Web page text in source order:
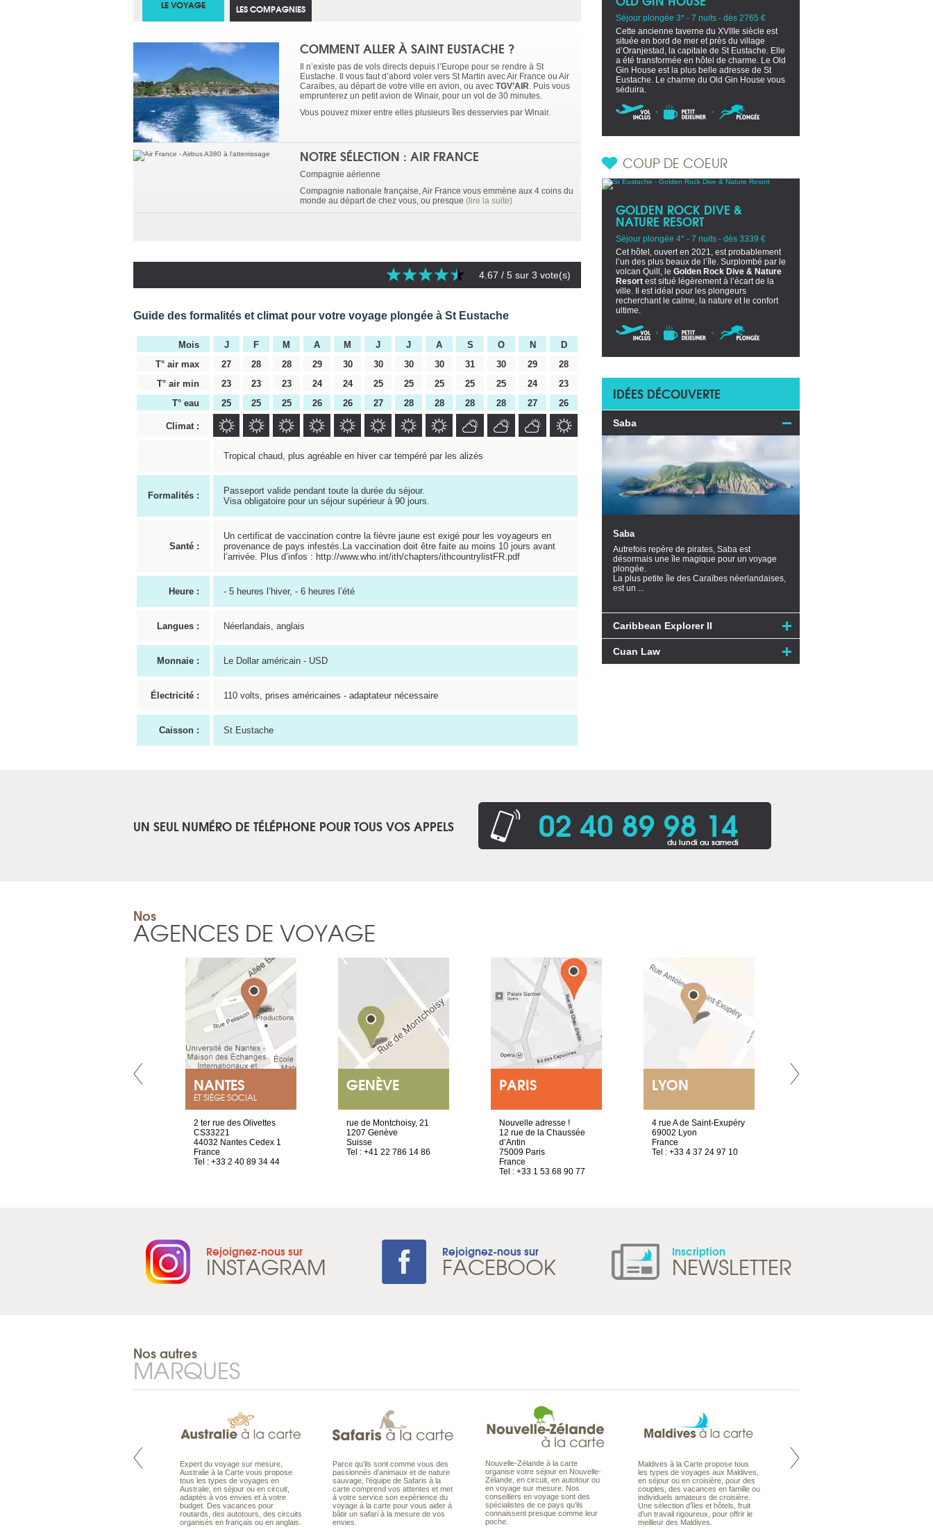
LE VOYAGE
COMMENT ALLER À SAINT EUSTACHE ?
Il n’existe pas de vols directs depuis l’Europe pour se rendre à St
Eustache. Il vous faut d’abord voler vers St Martin avec Air France ou Air
Caraïbes, au départ de votre ville en avion, ou avec TGV’AIR. Puis vous
emprunterez un petit avion de Winair, pour un vol de 30 minutes.
Vous pouvez mixer entre elles plusieurs îles desservies par Winair.
NOTRE SÉLECTION : AIR FRANCE
Compagnie aérienne
Compagnie nationale française, Air France vous emmène aux 4 coins du
monde au départ de chez vous, ou presque (lire la suite)
LES COMPAGNIES
4.67 / 5 sur 3 vote(s)
Guide des formalités et climat pour votre voyage plongée à St Eustache
Mois J F M A M J J A S O N
D
T° air max
27 28 28 29 30 30 30 30 31 30 29
28
T° air min
23 23 23 24 24 25 25 25 25 25 24
23
T° eau
25 25 25 26 26 27 28 28 28 28 27 26
Climat :
Tropical chaud, plus agréable en hiver car tempéré par les alizés
Formalités :
Passeport valide pendant toute la durée du séjour.
Visa obligatoire pour un séjour supérieur à 90 jours.
Santé :
Un certificat de vaccination contre la fièvre jaune est exigé pour les voyageurs en
provenance de pays infestés.La vaccination doit être faite au moins 10 jours avant
l’arrivée. Plus d’infos : http://www.who.int/ith/chapters/ithcountrylistFR.pdf
Heure : - 5 heures l’hiver, - 6 heures l’été
Langues : Néerlandais, anglais
Monnaie : Le Dollar américain - USD
Électricité : 110 volts, prises américaines - adaptateur nécessaire
Caisson : St Eustache
Séjour plongée 3* - 7 nuits - dès 2765 €
Cette ancienne taverne du XVIIIe siècle est
située en bord de mer et près du village
d’Oranjestad, la capitale de St Eustache. Elle
a été transformée en hôtel de charme. Le Old
Gin House est la plus belle adresse de St
Eustache. Le charme du Old Gin House vous
séduira.
COUP DE COEUR
GOLDEN ROCK DIVE &
NATURE RESORT
Séjour plongée 4* - 7 nuits - dès 3339 €
Cet hôtel, ouvert en 2021, est probablement
l’un des plus beaux de l’île. Surplombé par le
volcan Quill, le Golden Rock Dive & Nature
Resort est situé légèrement à l’écart de la
ville. Il est idéal pour les plongeurs
recherchant le calme, la nature et le confort
ultime.
IDÉES DÉCOUVERTE
Saba
Saba
Autrefois repère de pirates, Saba est
désormais une île magique pour un voyage
plongée.
La plus petite île des Caraïbes néerlandaises,
est un ...
Caribbean Explorer II
Cuan Law
UN SEUL NUMÉRO DE TÉLÉPHONE POUR TOUS VOS APPELS 02 40 89 98 14
du lundi au samedi
Nos
AGENCES DE VOYAGE
NANTES
ET SIÈGE SOCIAL
2 ter rue des Olivettes
CS33221
44032 Nantes Cedex 1
France
Tel : +33 2 40 89 34 44
GENÈVE
rue de Montchoisy, 21
1207 Genève
Suisse
Tel : +41 22 786 14 86
PARIS
Nouvelle adresse !
12 rue de la Chaussée
d’Antin
75009 Paris
France
Tel : +33 1 53 68 90 77
LYON
4 rue A de Saint-Exupéry
69002 Lyon
France
Tel : +33 4 37 24 97 10
Rejoignez-nous sur
INSTAGRAM Rejoignez-nous sur
FACEBOOK Inscription
NEWSLETTER
Nos autres
MARQUES
Pacifique à la carte est le spécialiste
Expert du voyage sur mesure,
Australie à la Carte vous propose
tous les types de voyages en
Australie, en séjour ou en circuit,
adaptés à vos envies et à votre
budget. Des vacances pour
routards, des autotours, des circuits
organisés en français ou en anglais.
Parce qu’ils sont comme vous des
passionnés d’animaux et de nature
sauvage, l’équipe de Safaris à la
carte comprend vos attentes et met
à votre service son expérience du
voyage à la carte pour vous aider à
bâtir un safari à la mesure de vos
envies.
Nouvelle-Zélande à la carte
organise votre séjour en Nouvelle-
Zélande, en circuit, en autotour ou
en voyage sur mesure. Nos
conseillers en voyage sont des
spécialistes de ce pays qu’ils
connaissent presque comme leur
poche.
Maldives à la Carte propose tous
les types de voyages aux Maldives,
en séjour ou en croisière, pour des
couples, des vacances en famille ou
individuels amateurs de croisière.
Une sélection d’îles et hôtels, fruit
d’un travail rigoureux, pour offrir le
meilleur des Maldives.
Notre site Odyssee est un portail